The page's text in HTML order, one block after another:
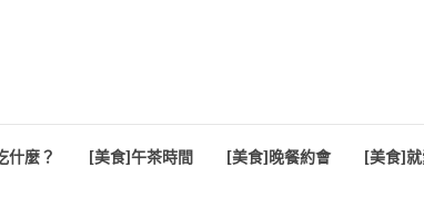
什麼？ [美食]午茶時間 [美食]晚餐約會 [美食]